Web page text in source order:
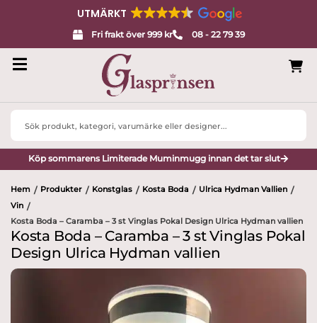
UTMÄRKT
Fri frakt över 999 kr 08 - 22 79 39
Search
Köp sommarens Limiterade Muminmugg innan det tar slut
Hem / Produkter / Konstglas / Kosta Boda / Ulrica Hydman Vallien /
Vin /
Kosta Boda – Caramba – 3 st Vinglas Pokal Design Ulrica Hydman vallien
Kosta Boda – Caramba – 3 st Vinglas Pokal
Design Ulrica Hydman vallien